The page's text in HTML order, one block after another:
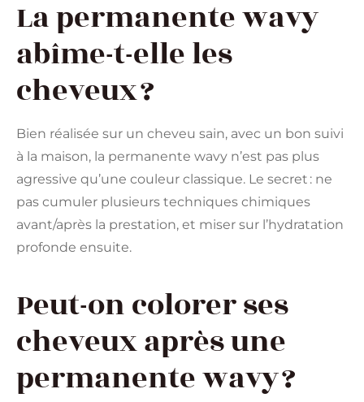
La permanente wavy
abîme-t-elle les
cheveux ?
Bien réalisée sur un cheveu sain, avec un bon suivi
à la maison, la permanente wavy n’est pas plus
agressive qu’une couleur classique. Le secret : ne
pas cumuler plusieurs techniques chimiques
avant/après la prestation, et miser sur l’hydratation
profonde ensuite.
Peut-on colorer ses
cheveux après une
permanente wavy ?